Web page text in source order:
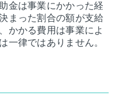
金は事業にかかった経
まった割合の額が支給
かかる費用は事業によ
一律ではありません。